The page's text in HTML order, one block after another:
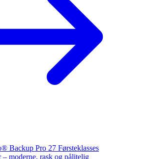
® Backup Pro 27 Førsteklasses
– moderne, rask og pålitelig